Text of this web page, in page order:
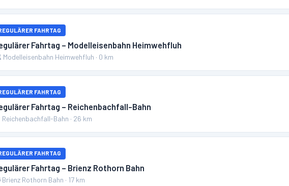
FAHRTAG
Fahrtag – Modelleisenbahn Heimwehfluh
Modelleisenbahn Heimwehfluh · 0 km
FAHRTAG
Fahrtag – Reichenbachfall-Bahn
Reichenbachfall-Bahn · 26 km
FAHRTAG
Fahrtag – Brienz Rothorn Bahn
Brienz Rothorn Bahn · 17 km